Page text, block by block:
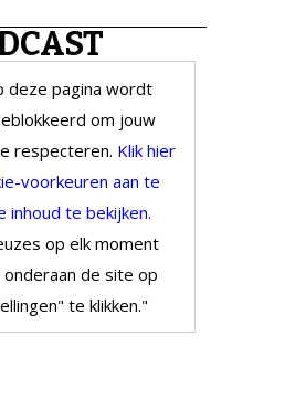
deze pagina wordt
om jouw
respecteren. Klik hier
voorkeuren aan te
inhoud te bekijken.
op elk moment
de site op
te klikken."